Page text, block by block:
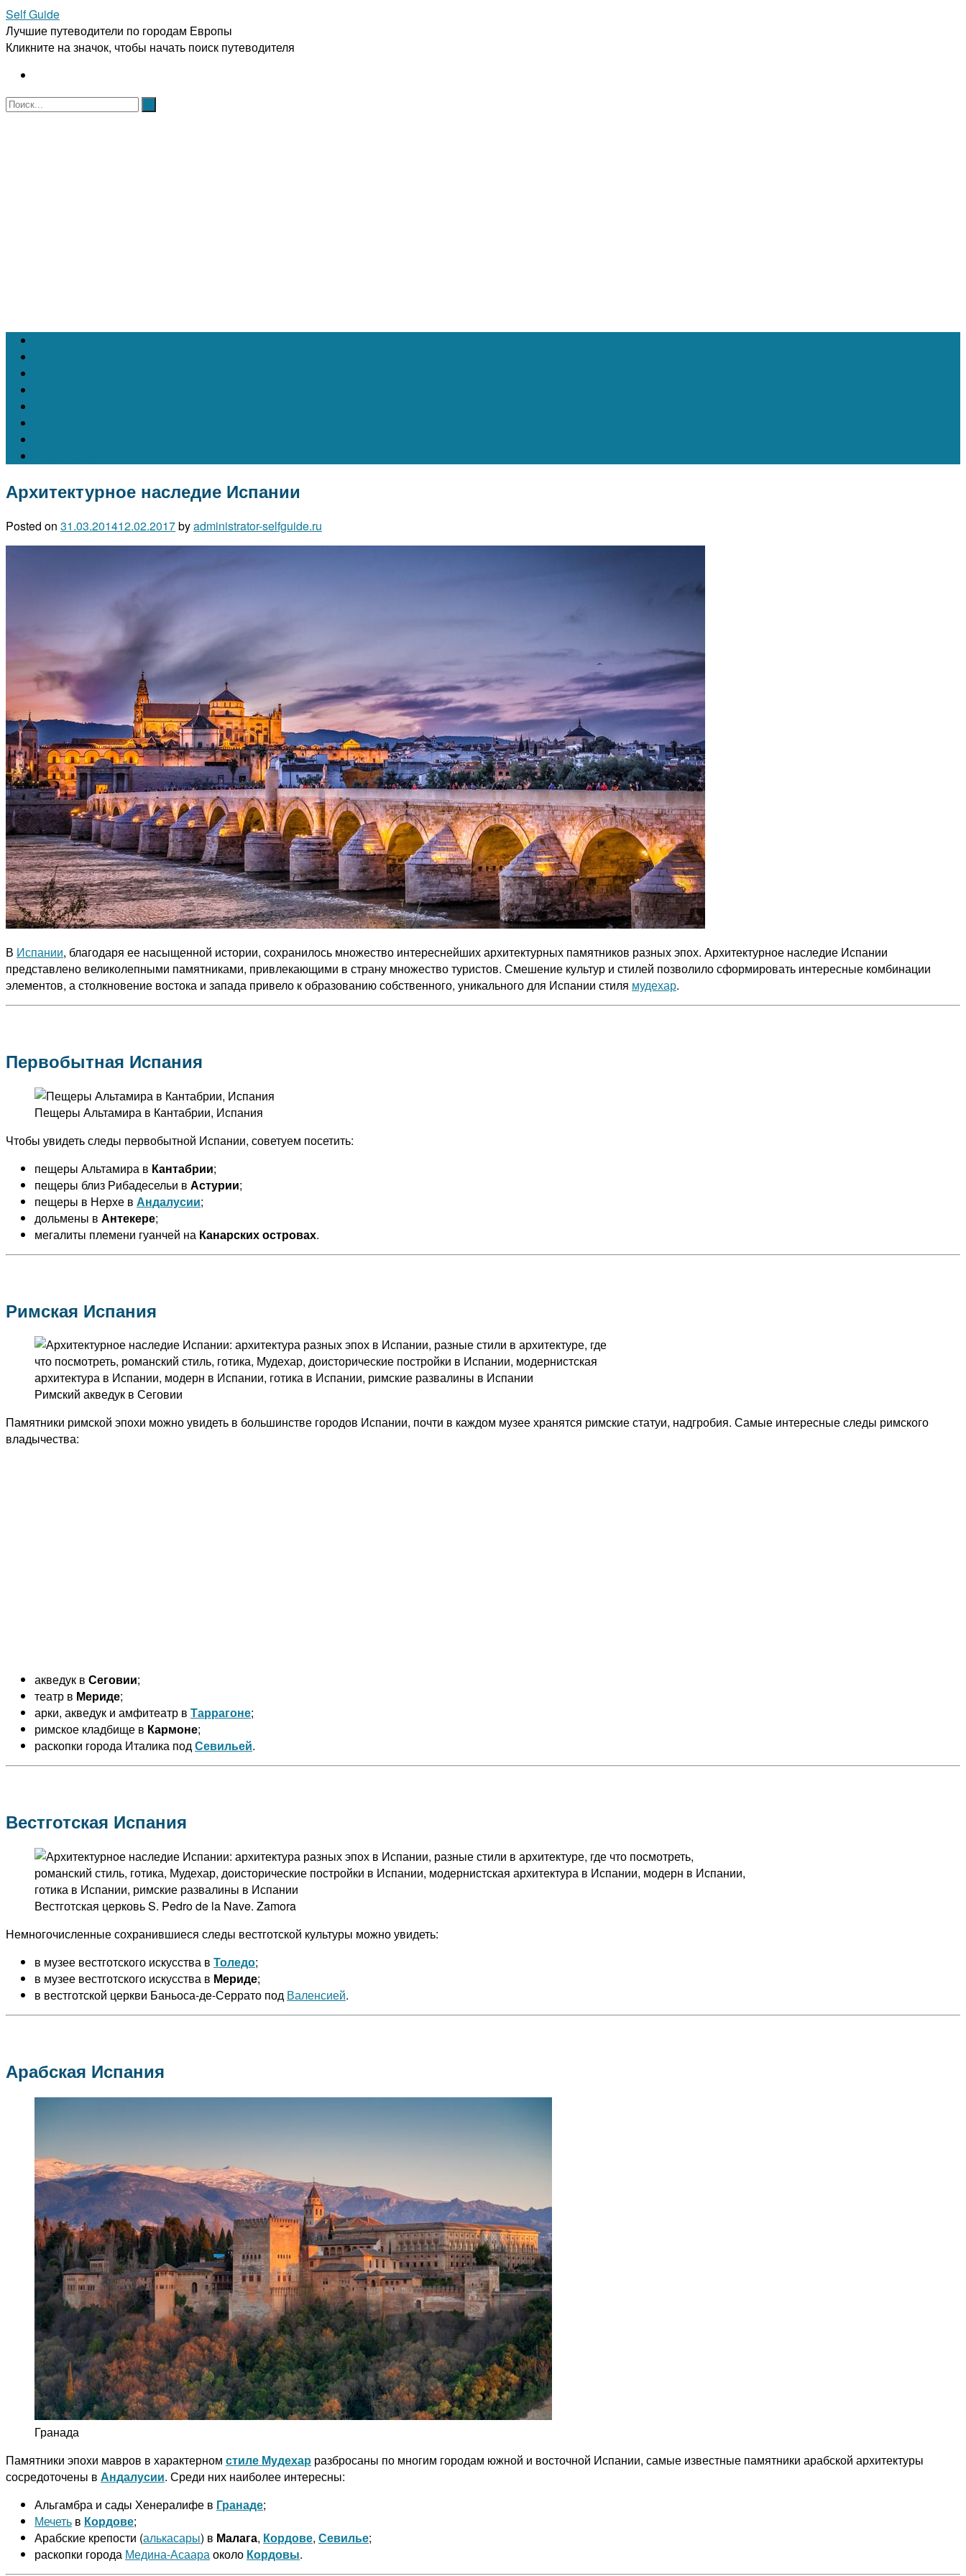
Self Guide
Лучшие путеводители по городам Европы
Кликните на значок, чтобы начать поиск путеводителя
Архитектурное наследие Испании
Posted on 31.03.201412.02.2017byadministrator-selfguide.ru
В Испании, благодаря ее насыщенной истории, сохранилось множество интереснейших архитектурных памятников разных эпох. Архитектурное наследие Испании
представлено великолепными памятниками, привлекающими в страну множество туристов. Смешение культур и стилей позволило сформировать интересные комбинации
элементов, а столкновение востока и запада привело к образованию собственного, уникального для Испании стиля мудехар.
Первобытная Испания
Пещеры Альтамира в Кантабрии, Испания
Чтобы увидеть следы первобытной Испании, советуем посетить:
пещеры Альтамира в Кантабрии;
пещеры близ Рибадесельи в Астурии;
пещеры в Нерхе в Андалусии;
дольмены в Антекере;
мегалиты племени гуанчей на Канарских островах.
Римская Испания
Римский акведук в Сеговии
Памятники римской эпохи можно увидеть в большинстве городов Испании, почти в каждом музее хранятся римские статуи, надгробия. Самые интересные следы римского
владычества:
акведук в Сеговии;
театр в Мериде;
арки, акведук и амфитеатр в Таррагоне;
римское кладбище в Кармоне;
раскопки города Италика подСевильей.
Вестготская Испания
Вестготская церковь S. Pedro de la Nave. Zamora
Немногочисленные сохранившиеся следы вестготской культуры можно увидеть:
в музее вестготского искусства в Толедо;
в музее вестготского искусства в Мериде;
в вестготской церкви Баньоса-де-Серрато под Валенсией.
Арабская Испания
Гранада
Памятники эпохи мавров в характерном стиле Мудехар разбросаны по многим городам южной и восточной Испании, самые известные памятники арабской архитектуры
сосредоточены в Андалусии. Среди них наиболее интересны:
Альгамбра и сады Хенералифе в Гранаде;
Мечеть в Кордове;
Арабские крепости (алькасары) в Малага, Кордове, Севилье;
раскопки города Медина-Асаараоколо Кордовы.